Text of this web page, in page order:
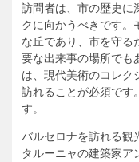
訪問者は、市の歴史に
クに向かうべきです。
な丘であり、市を守る
要な出来事の場所でも
は、現代美術のコレク
訪れることが必須です
す。
バルセロナを訪れる観
タルーニャの建築家ア